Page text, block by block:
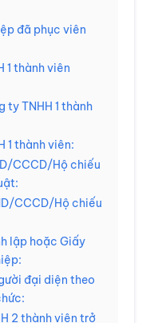
đã phục viên
1 thành viên
ty TNHH 1 thành
1 thành viên:
CCCD/Hộ chiếu
CCCD/Hộ chiếu
lập hoặc Giấy
đại diện theo
2 thành viên trở